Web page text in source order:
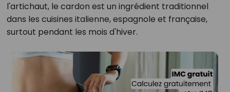
l'artichaut, le cardon est un ingrédient traditionnel
dans les cuisines italienne, espagnole et française,
surtout pendant les mois d'hiver.